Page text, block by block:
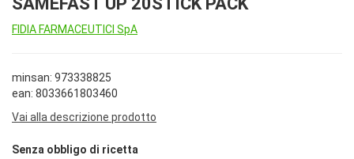
FIDIA FARMACEUTICI SpA
minsan: 973338825
ean: 8033661803460
Vai alla descrizione prodotto
Senza obbligo di ricetta